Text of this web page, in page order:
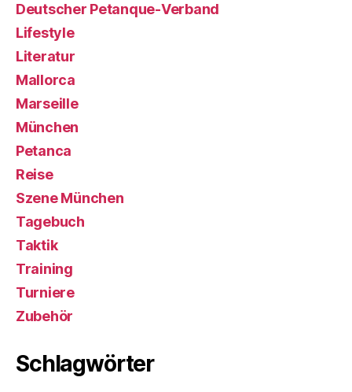
Deutscher Petanque-Verband
Lifestyle
Literatur
Mallorca
Marseille
München
Petanca
Reise
Szene München
Tagebuch
Taktik
Training
Turniere
Zubehör
Schlagwörter